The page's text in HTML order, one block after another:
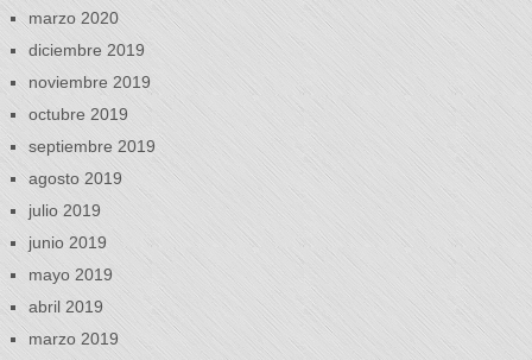
marzo 2020
diciembre 2019
noviembre 2019
octubre 2019
septiembre 2019
agosto 2019
julio 2019
junio 2019
mayo 2019
abril 2019
marzo 2019